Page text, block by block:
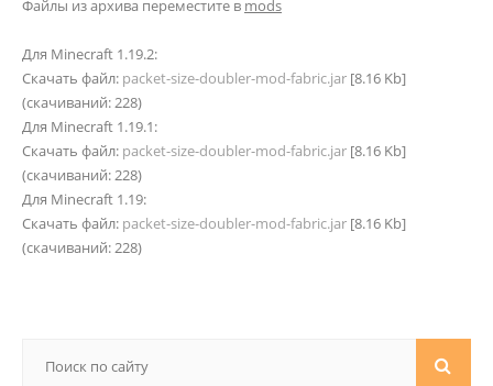
Файлы из архива переместите в mods
Для Minecraft 1.19.2:
Скачать файл: packet-size-doubler-mod-fabric.jar
(cкачиваний: 228)
Для Minecraft 1.19.1:
Скачать файл: packet-size-doubler-mod-fabric.jar
(cкачиваний: 228)
Для Minecraft 1.19:
Скачать файл: packet-size-doubler-mod-fabric.jar
(cкачиваний: 228)